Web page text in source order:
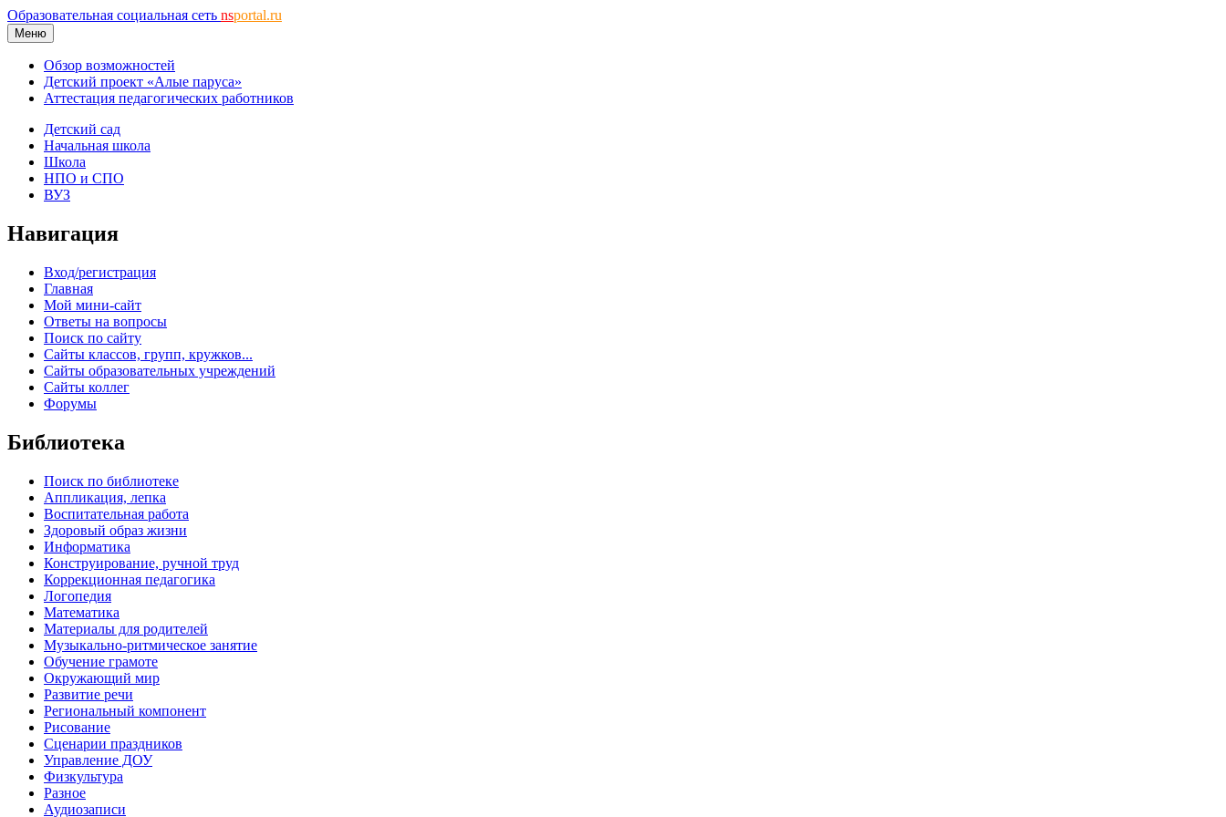
Образовательная социальная сеть nsportal.ru
Меню
Обзор возможностей
Детский проект «Алые паруса»
Аттестация педагогических работников
Детский сад
Начальная школа
Школа
НПО и СПО
ВУЗ
Навигация
Вход/регистрация
Главная
Мой мини-сайт
Ответы на вопросы
Поиск по сайту
Сайты классов, групп, кружков...
Сайты образовательных учреждений
Сайты коллег
Форумы
Библиотека
Поиск по библиотеке
Аппликация, лепка
Воспитательная работа
Здоровый образ жизни
Информатика
Конструирование, ручной труд
Коррекционная педагогика
Логопедия
Математика
Материалы для родителей
Музыкально-ритмическое занятие
Обучение грамоте
Окружающий мир
Развитие речи
Региональный компонент
Рисование
Сценарии праздников
Управление ДОУ
Физкультура
Разное
Аудиозаписи